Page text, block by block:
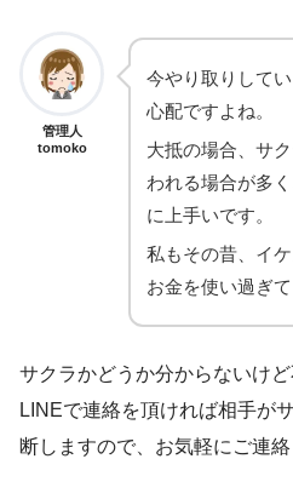
管理人
tomoko
今やり取りして
心配ですよね。
大抵の場合、サ
われる場合が多
に上手いです。
私もその昔、イ
お金を使い過ぎ
サクラかどうか分からないけ
LINEで連絡を頂ければ相手が
断しますので、お気軽にご連絡